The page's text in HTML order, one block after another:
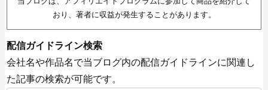
おり、著者に収益が発生することがあります。
配信ガイドライン検索
会社名や作品名で当ブログ内の配信ガイドラインに関連し
た記事の検索が可能です。